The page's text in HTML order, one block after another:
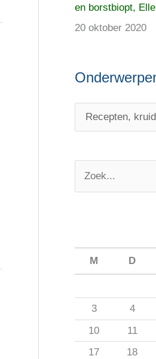
en borstbiopt,
20 oktober 2020
a
r
:
M D
3
4
10
11
17
18